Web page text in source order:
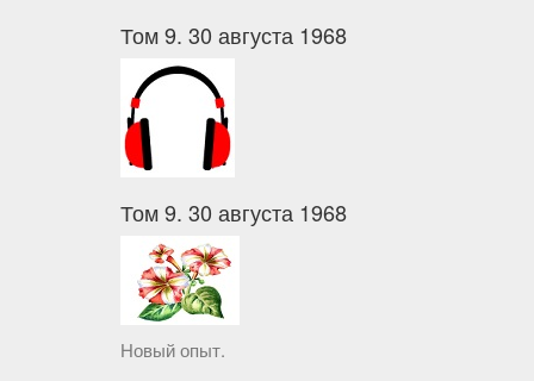
Том 9. 30 августа 1968
Том 9. 30 августа 1968
Новый опыт.